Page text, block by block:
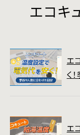
エコキ
エ
く
エ